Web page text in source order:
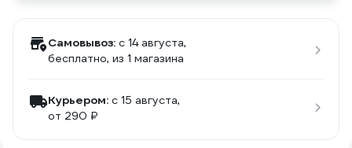
Самовывоз: c 14 августа,
бесплатно, из 1 магазина
Курьером: c 15 августа,
от 290 ₽